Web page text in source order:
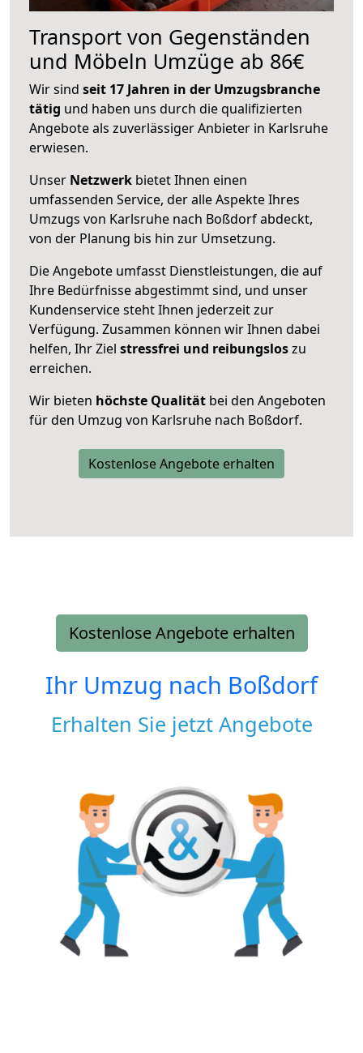
Transport von Gegenständen
und Möbeln Umzüge ab 86€
Wir sind seit 17 Jahren in der Umzugsbranche
tätig und haben uns durch die qualifizierten
Angebote als zuverlässiger Anbieter in Karlsruhe
erwiesen.
Unser Netzwerk bietet Ihnen einen
umfassenden Service, der alle Aspekte Ihres
Umzugs von Karlsruhe nach Boßdorf abdeckt,
von der Planung bis hin zur Umsetzung.
Die Angebote umfasst Dienstleistungen, die auf
Ihre Bedürfnisse abgestimmt sind, und unser
Kundenservice steht Ihnen jederzeit zur
Verfügung. Zusammen können wir Ihnen dabei
helfen, Ihr Ziel stressfrei und reibungsloszu
erreichen.
Wir bieten höchste Qualität bei den Angeboten
für den Umzug von Karlsruhe nach Boßdorf.
Kostenlose Angebote erhalten
Kostenlose Angebote erhalten
Ihr Umzug nach Boßdorf
Erhalten Sie jetzt Angebote